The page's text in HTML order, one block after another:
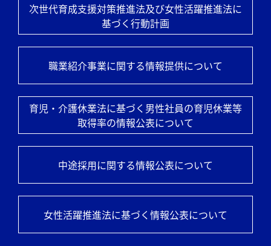
次世代育成支援対策推進法及び女性活躍推進法に
基づく行動計画
職業紹介事業に関する情報提供について
育児・介護休業法に基づく男性社員の育児休業等
取得率の情報公表について
中途採用に関する情報公表について
女性活躍推進法に基づく情報公表について